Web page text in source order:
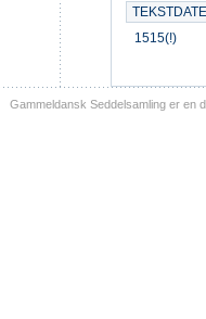
1515(!)
Gammeldansk Seddelsamling er en